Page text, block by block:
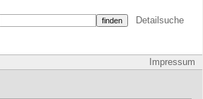
Detailsuche
Impressum